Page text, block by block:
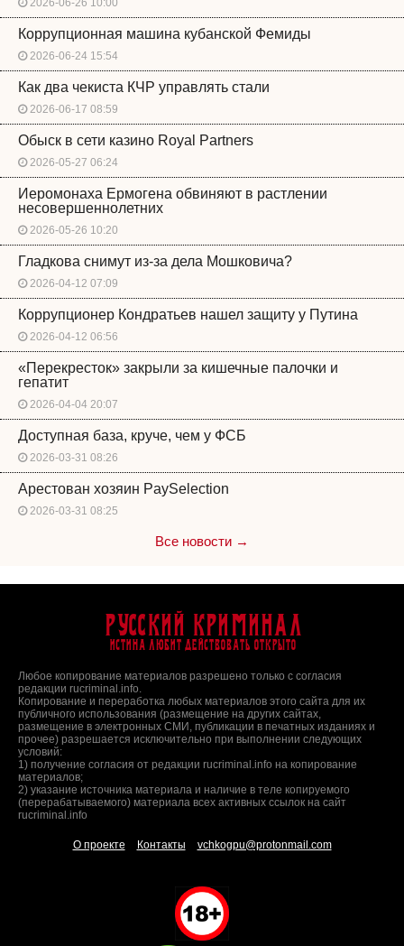
2026-06-26 10:00
Коррупционная машина кубанской Фемиды
2026-06-24 15:54
Как два чекиста КЧР управлять стали
2026-06-17 08:59
Обыск в сети казино Royal Partners
2026-05-27 06:24
Иеромонаха Ермогена обвиняют в растлении
несовершеннолетних
2026-05-26 10:20
Гладкова снимут из-за дела Мошковича?
2026-04-12 07:09
Коррупционер Кондратьев нашел защиту у Путина
2026-04-12 06:56
«Перекресток» закрыли за кишечные палочки и
гепатит
2026-04-04 20:07
Доступная база, круче, чем у ФСБ
2026-03-31 08:26
Арестован хозяин PaySelection
2026-03-31 08:25
Все новости →
Русский Криминал
Истина любит действовать открыто
Любое копирование материалов разрешено только с согласия
редакции rucriminal.info.
Копирование и переработка любых материалов этого сайта для их
публичного использования (размещение на других сайтах,
размещение в электронных СМИ, публикации в печатных изданиях и
прочее) разрешается исключительно при выполнении следующих
условий:
1) получение согласия от редакции rucriminal.info на копирование
материалов;
2) указание источника материала и наличие в теле копируемого
(перерабатываемого) материала всех активных ссылок на сайт
rucriminal.info
О проекте Контакты vchkogpu@protonmail.com